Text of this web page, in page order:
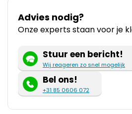
Advies nodig?
Onze experts staan voor je
Stuur een bericht!
Wij reageren zo snel mogelijk
Bel ons!
+31 85 0606 072